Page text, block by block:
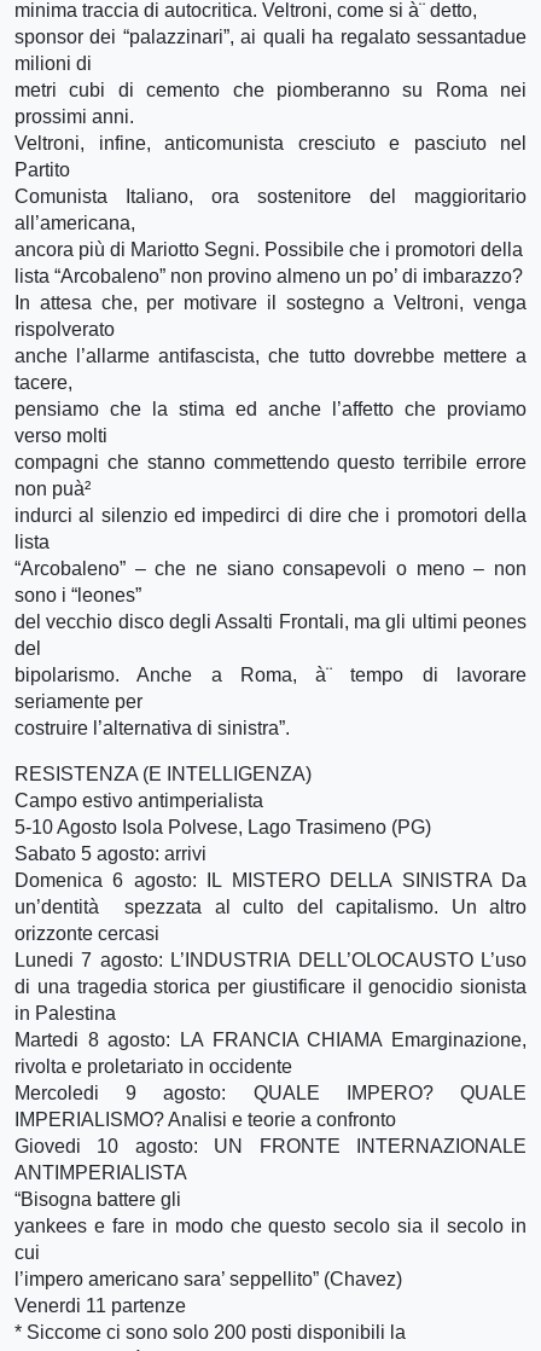
minima traccia di autocritica. Veltroni, come si à¨ detto,
sponsor dei “palazzinari”, ai quali ha regalato sessantadue
milioni di
metri cubi di cemento che piomberanno su Roma nei
prossimi anni.
Veltroni, infine, anticomunista cresciuto e pasciuto nel
Partito
Comunista Italiano, ora sostenitore del maggioritario
all’americana,
ancora più di Mariotto Segni. Possibile che i promotori della
lista “Arcobaleno” non provino almeno un po’ di imbarazzo?
In attesa che, per motivare il sostegno a Veltroni, venga
rispolverato
anche l’allarme antifascista, che tutto dovrebbe mettere a
tacere,
pensiamo che la stima ed anche l’affetto che proviamo
verso molti
compagni che stanno commettendo questo terribile errore
non puà²
indurci al silenzio ed impedirci di dire che i promotori della
lista
“Arcobaleno” – che ne siano consapevoli o meno – non
sono i “leones”
del vecchio disco degli Assalti Frontali, ma gli ultimi peones
del
bipolarismo. Anche a Roma, à¨ tempo di lavorare
seriamente per
costruire l’alternativa di sinistra”.
RESISTENZA (E INTELLIGENZA)
Campo estivo antimperialista
5-10 Agosto Isola Polvese, Lago Trasimeno (PG)
Sabato 5 agosto: arrivi
Domenica 6 agosto: IL MISTERO DELLA SINISTRA Da
un’dentità spezzata al culto del capitalismo. Un altro
orizzonte cercasi
Lunedi 7 agosto: L’INDUSTRIA DELL’OLOCAUSTO L’uso
di una tragedia storica per giustificare il genocidio sionista
in Palestina
Martedi 8 agosto: LA FRANCIA CHIAMA Emarginazione,
rivolta e proletariato in occidente
Mercoledi 9 agosto: QUALE IMPERO? QUALE
IMPERIALISMO? Analisi e teorie a confronto
Giovedi 10 agosto: UN FRONTE INTERNAZIONALE
ANTIMPERIALISTA
“Bisogna battere gli
yankees e fare in modo che questo secolo sia il secolo in
cui
l’impero americano sara’ seppellito” (Chavez)
Venerdi 11 partenze
* Siccome ci sono solo 200 posti disponibili la